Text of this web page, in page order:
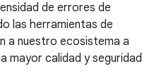
de errores de
las herramientas de
a nuestro ecosistema a
mayor calidad y seguridad